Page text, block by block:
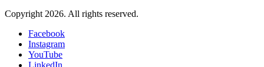
Copyright 2026. All rights reserved.
Facebook
Instagram
YouTube